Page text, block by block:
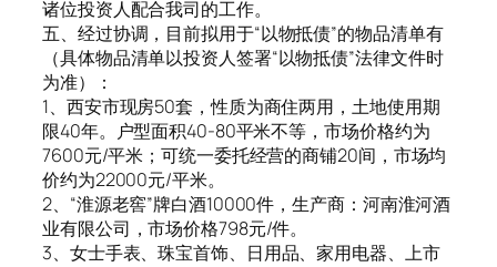
诸位投资人配合我司的工作。
五、经过协调，目前拟用于“以物抵债”的物品清单有
（具体物品清单以投资人签署“以物抵债”法律文件时
为准）：
1、西安市现房50套，性质为商住两用，土地使用期
限40年。户型面积40-80平米不等，市场价格约为
7600元/平米；可统一委托经营的商铺20间，市场均
价约为22000元/平米。
2、“淮源老窖”牌白酒10000件，生产商：河南淮河酒
业有限公司，市场价格798元/件。
3、女士手表、珠宝首饰、日用品、家用电器、上市